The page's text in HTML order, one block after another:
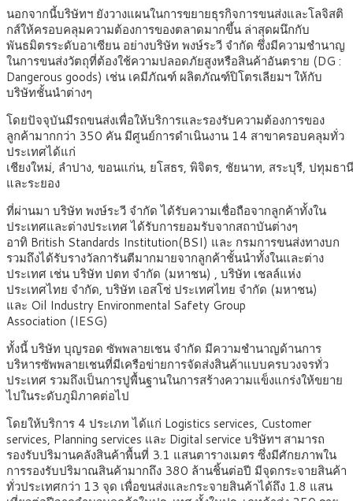
นอกจากนี้บริษัทฯ ยังวางแผนในการขยายธุรกิจการขนส่งและโลจิสติ
กส์ให้ครอบคลุมความต้องการของตลาดมากขึ้น ล่าสุดผนึกกับ
พันธมิตรระดับอาเซียน อย่างบริษัท พงษ์ระวี จำกัด ซึ่งมีความชำนาญ
ในการขนส่งวัตถุที่ต้องใช้ความปลอดภัยสูงหรือสินค้าอันตราย (DG :
Dangerous goods) เช่น เคมีภัณฑ์ ผลิตภัณฑ์ปิโตรเลียมฯ ให้กับ
บริษัทชั้นนำต่างๆ
โดยปัจจุบันมีรถขนส่งเพื่อให้บริการและรองรับความต้องการของ
ลูกค้ามากกว่า 350 คัน มีศูนย์การดำเนินงาน 14 สาขาครอบคลุมทั่ว
ประเทศได้แก่
เชียงใหม่, ลำปาง, ขอนแก่น, ยโสธร, พิจิตร, ชัยนาท, สระบุรี, ปทุมธา
และระยอง
ที่ผ่านมา บริษัท พงษ์ระวี จำกัด ได้รับความเชื่อถือจากลูกค้าทั้งใน
ประเทศและต่างประเทศ ได้รับการยอมรับจากสถาบันต่างๆ
อาทิ British Standards Institution(BSI) และ กรมการขนส่งทางบก
รวมถึงได้รับรางวัลการันตีมากมายจากลูกค้าชั้นนำทั้งในและต่าง
ประเทศ เช่น บริษัท ปตท จำกัด (มหาชน) , บริษัท เชลล์แห่ง
ประเทศไทย จำกัด, บริษัท เอสโซ่ ประเทศไทย จำกัด (มหาชน)
และ Oil Industry Environmental Safety Group
Association (IESG)
ทั้งนี้ บริษัท บุญรอด ซัพพลายเชน จำกัด มีความชำนาญด้านการ
บริหารซัพพลายเชนที่มีเครือข่ายการจัดส่งสินค้าแบบครบวงจรทั่ว
ประเทศ รวมถึงเป็นการปูพื้นฐานในการสร้างความแข็งแกร่งให้ขยาย
ไปในระดับภูมิภาคต่อไป
โดยให้บริการ 4 ประเภท ได้แก่ Logistics services, Customer
services, Planning services และ Digital service บริษัทฯ สามารถ
รองรับปริมานคลังสินค้าพื้นที่ 3.1 แสนตารางเมตร ซึ่งมีศักยภาพใน
การรองรับปริมาณสินค้ามากถึง 380 ล้านชิ้นต่อปี มีจุดกระจายสินค้า
ทั่วประเทศกว่า 13 จุด เพื่อขนส่งและกระจายสินค้าได้ถึง 1.8 แสน